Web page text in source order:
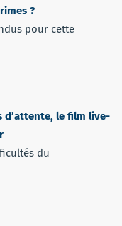
?
pour cette
d’attente, le film live-
du